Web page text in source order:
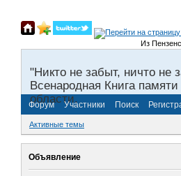
Из
"Никто не забыт, ничто не
Всенародная Книга памяти
области.
Форум Участники Поиск
Активные темы
Объявление